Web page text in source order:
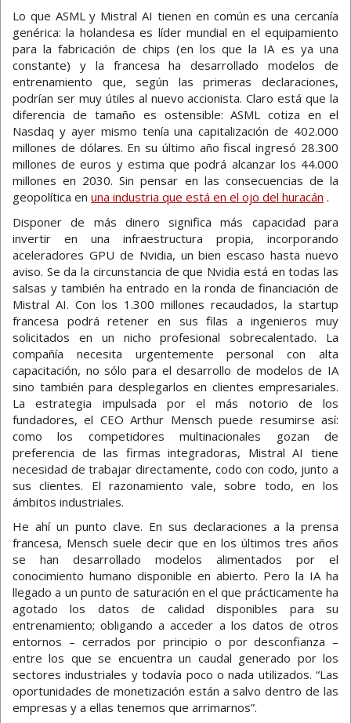
Lo que ASML y Mistral AI tienen en común es una cercanía
genérica: la holandesa es líder mundial en el equipamiento
para la fabricación de chips (en los que la IA es ya una
constante) y la francesa ha desarrollado modelos de
entrenamiento que, según las primeras declaraciones,
podrían ser muy útiles al nuevo accionista. Claro está que la
diferencia de tamaño es ostensible: ASML cotiza en el
Nasdaq y ayer mismo tenía una capitalización de 402.000
millones de dólares. En su último año fiscal ingresó 28.300
millones de euros y estima que podrá alcanzar los 44.000
millones en 2030. Sin pensar en las consecuencias de la
geopolítica en una industria que está en el ojo del huracán .
Disponer de más dinero significa más capacidad para
invertir en una infraestructura propia, incorporando
aceleradores GPU de Nvidia, un bien escaso hasta nuevo
aviso. Se da la circunstancia de que Nvidia está en todas las
salsas y también ha entrado en la ronda de financiación de
Mistral AI. Con los 1.300 millones recaudados, la startup
francesa podrá retener en sus filas a ingenieros muy
solicitados en un nicho profesional sobrecalentado. La
compañía necesita urgentemente personal con alta
capacitación, no sólo para el desarrollo de modelos de IA
sino también para desplegarlos en clientes empresariales.
La estrategia impulsada por el más notorio de los
fundadores, el CEO Arthur Mensch puede resumirse así:
como los competidores multinacionales gozan de
preferencia de las firmas integradoras, Mistral AI tiene
necesidad de trabajar directamente, codo con codo, junto a
sus clientes. El razonamiento vale, sobre todo, en los
ámbitos industriales.
He ahí un punto clave. En sus declaraciones a la prensa
francesa, Mensch suele decir que en los últimos tres años
se han desarrollado modelos alimentados por el
conocimiento humano disponible en abierto. Pero la IA ha
llegado a un punto de saturación en el que prácticamente ha
agotado los datos de calidad disponibles para su
entrenamiento; obligando a acceder a los datos de otros
entornos – cerrados por principio o por desconfianza –
entre los que se encuentra un caudal generado por los
sectores industriales y todavía poco o nada utilizados. “Las
oportunidades de monetización están a salvo dentro de las
empresas y a ellas tenemos que arrimarnos”.